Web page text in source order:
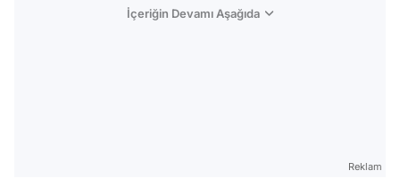
İçeriğin Devamı Aşağıda
Reklam